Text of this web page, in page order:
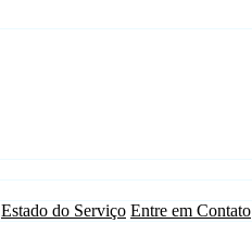
Estado do Serviço Entre em Contato